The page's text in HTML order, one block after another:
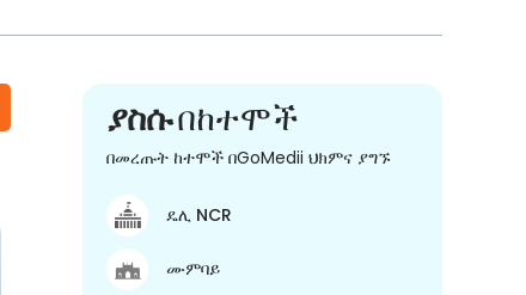
ያስሱበከተሞች
በመረጡት ከተሞች በGoMedii ህክምና ያግኙ
ዴሊ NCR
ሙምባይ